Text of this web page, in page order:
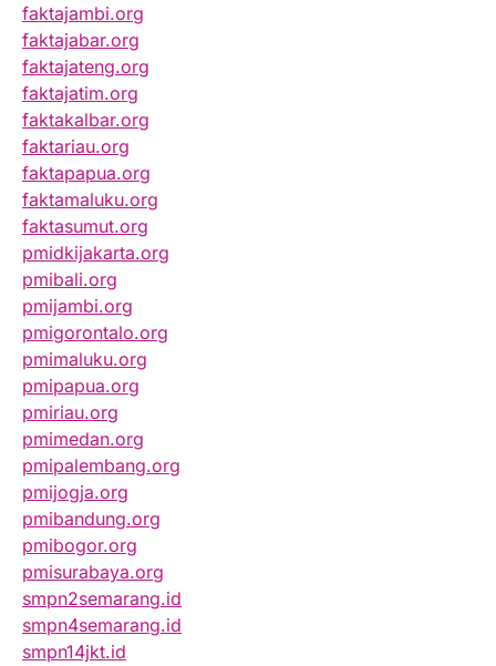
faktajambi.org
faktajabar.org
faktajateng.org
faktajatim.org
faktakalbar.org
faktariau.org
faktapapua.org
faktamaluku.org
faktasumut.org
pmidkijakarta.org
pmibali.org
pmijambi.org
pmigorontalo.org
pmimaluku.org
pmipapua.org
pmiriau.org
pmimedan.org
pmipalembang.org
pmijogja.org
pmibandung.org
pmibogor.org
pmisurabaya.org
smpn2semarang.id
smpn4semarang.id
smpn14jkt.id